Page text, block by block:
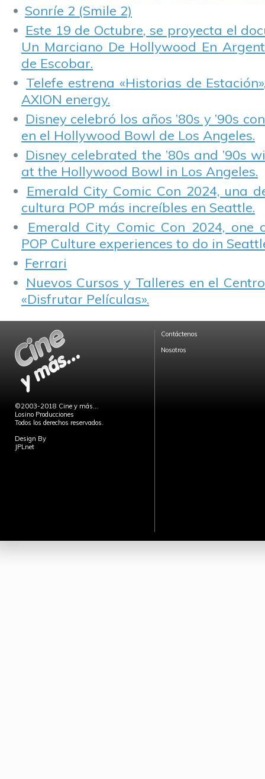
Sonríe 2 (Smile 2)
Este 19 de Octubre, se proyecta el
Un Marciano De Hollywood En
de Escobar.
Telefe estrena «Historias de
AXION energy.
Disney celebró los años ’80s y ’90s
en el Hollywood Bowl de Los Angeles.
Disney celebrated the ’80s and ’90s
at the Hollywood Bowl in Los Angeles.
Emerald City Comic Con 2024, una
cultura POP más increíbles en Seattle.
Emerald City Comic Con 2024,
POP Culture experiences to do in
Ferrari
Nuevos Cursos y Talleres en el
«Disfrutar Películas».
©2003-2018 Cine y más...
Losino Producciones
Todos los derechos reservados.
Design By
JPLnet
Contáctenos
Nosotros